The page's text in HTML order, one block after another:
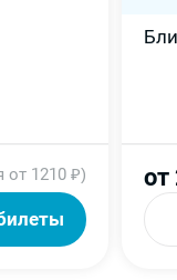
1210 ₽) от